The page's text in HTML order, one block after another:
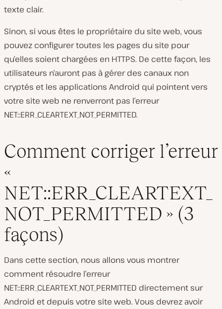
texte clair.
Sinon, si vous êtes le propriétaire du site web, vous
pouvez configurer toutes les pages du site pour
qu’elles soient chargées en HTTPS. De cette façon, les
utilisateurs n’auront pas à gérer des canaux non
cryptés et les applications Android qui pointent vers
votre site web ne renverront pas l’erreur
NET::ERR_CLEARTEXT_NOT_PERMITTED.
Comment corriger l’erreur
«
NET::ERR_CLEARTEXT_
NOT_PERMITTED » (3
façons)
Dans cette section, nous allons vous montrer
comment résoudre l’erreur
NET::ERR_CLEARTEXT_NOT_PERMITTED directement sur
Android et depuis votre site web. Vous devrez avoir